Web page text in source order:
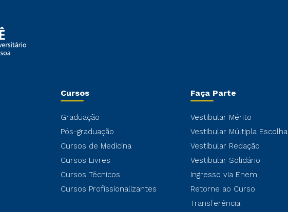
Cursos
Graduação
Pós-graduação
Cursos de Medicina
Cursos Livres
Cursos Técnicos
Cursos Profissionalizantes
Faça Parte
Vestibular Mérito
Vestibular Múltipla Escolha
Vestibular Redação
Vestibular Solidário
Ingresso via Enem
Retorne ao Curso
Transferência